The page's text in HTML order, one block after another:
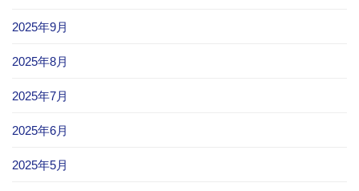
2025年9月
2025年8月
2025年7月
2025年6月
2025年5月